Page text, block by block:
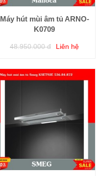
Máy hút mùi âm tủ ARNO-
K0709
48.950.000 đ Liên hệ